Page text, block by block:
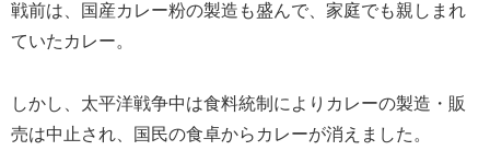
戦前は、国産カレー粉の製造も盛んで、家庭でも親しまれ
ていたカレー。
しかし、太平洋戦争中は食料統制によりカレーの製造・販
売は中止され、国民の食卓からカレーが消えました。